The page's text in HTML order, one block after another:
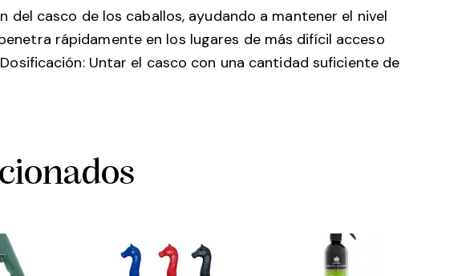
casco de los caballos, ayudando a mantener el nivel
rápidamente en los lugares de más difícil acceso
Untar el casco con una cantidad suficiente de